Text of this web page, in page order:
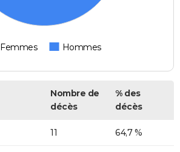
Femmes Hommes
Nombre de
décès
% des
décès
11 64,7 %